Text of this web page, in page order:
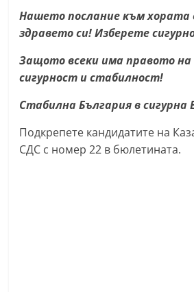
Нашето послание към хората
здравето си! Изберете
Защото всеки има правото на
сигурност и стабилност!
Стабилна България в сигурна
Подкрепете кандидатите на
СДС с номер 22 в бюлетината.